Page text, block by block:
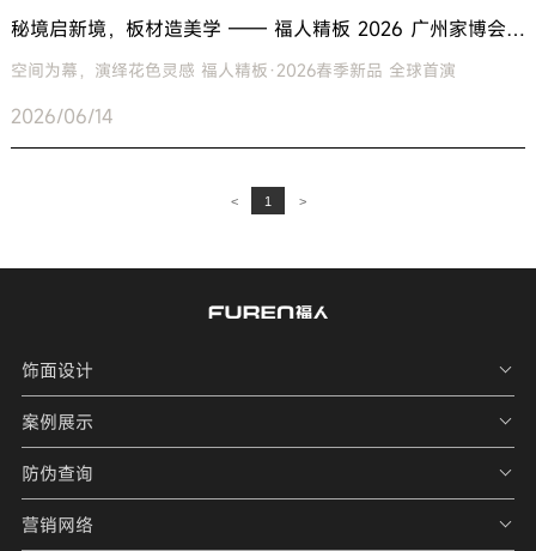
秘境启新境，板材造美学 —— 福人精板 2026 广州家博会「灵感秘境」主题展
空间为幕，演绎花色灵感 福人精板·2026春季新品 全球首演
2026/06/14
< 1 >
饰面设计
案例展示
防伪查询
营销网络